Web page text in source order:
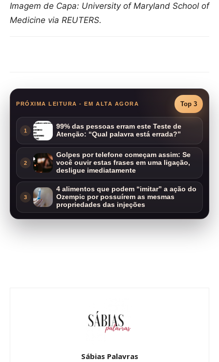
Imagem de Capa: University of Maryland School of
Medicine via REUTERS.
PRÓXIMA LEITURA - EM ALTA AGORA Top 3
1
99% das pessoas erram este Teste de
Atenção: “Qual palavra está errada?”
2
Golpes por telefone começam assim: Se
você ouvir estas frases em uma ligação,
desligue imediatamente
3
4 alimentos que podem “imitar” a ação do
Ozempic por possuírem as mesmas
propriedades das injeções
Sábias Palavras